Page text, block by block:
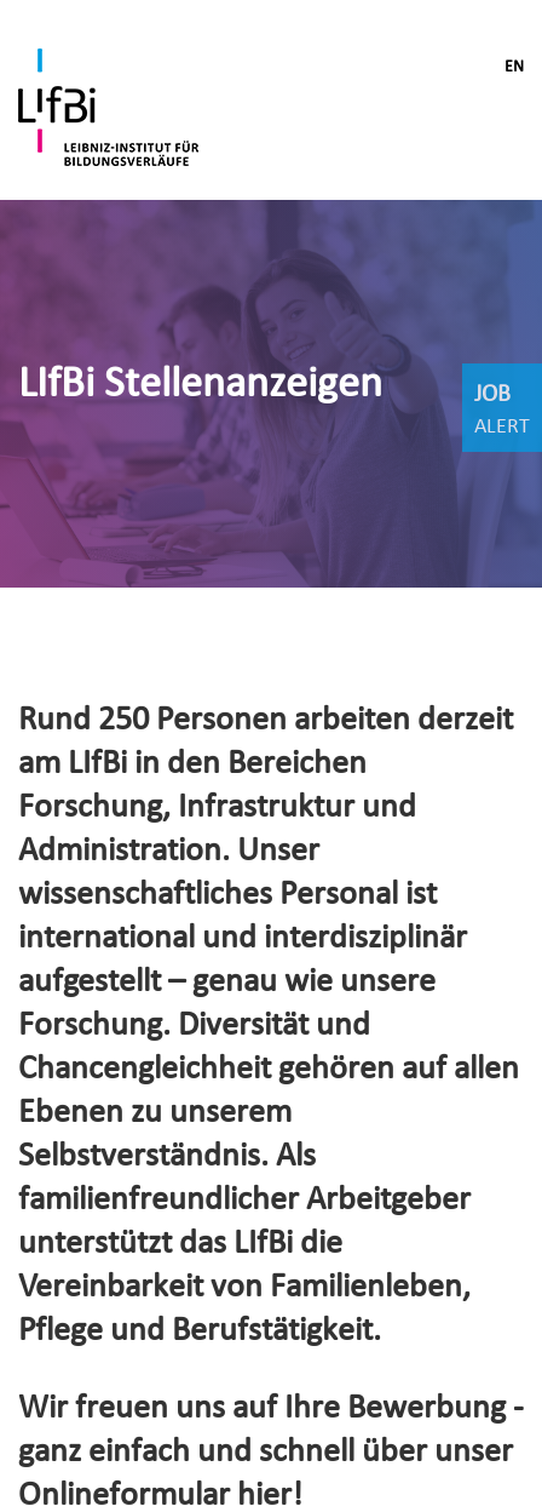
EN
LIfBi Stellenanzeigen
Rund 250 Personen arbeiten derzeit
am LIfBi in den Bereichen
Forschung, Infrastruktur und
Administration. Unser
wissenschaftliches Personal ist
international und interdisziplinär
aufgestellt – genau wie unsere
Forschung. Diversität und
Chancengleichheit gehören auf allen
Ebenen zu unserem
Selbstverständnis. Als
familienfreundlicher Arbeitgeber
unterstützt das LIfBi die
Vereinbarkeit von Familienleben,
Pflege und Berufstätigkeit.
Wir freuen uns auf Ihre Bewerbung -
ganz einfach und schnell über unser
Onlineformular hier!
JOB
ALERT